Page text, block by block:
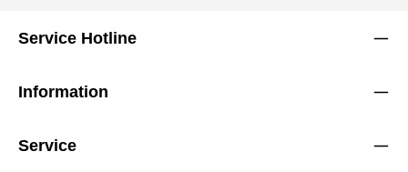
Service Hotline
Information
Service